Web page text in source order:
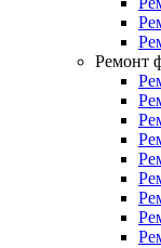
Ремонт